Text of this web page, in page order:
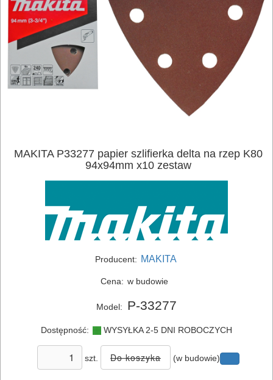
SIECIOWE
ELEKTRONARZĘDZIA
AKUMULATOROWE
AKCESORIA
ELEKTRONARZĘDZI
MAKITA P33277 papier szlifierka delta na rzep K80
94x94mm x10 zestaw
Producent: MAKITA
Cena: w budowie
Model: P-33277
Dostępność: WYSYŁKA 2-5 DNI ROBOCZYCH
szt. (w budowie)